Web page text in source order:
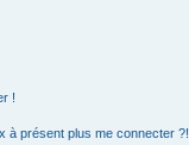
!
à présent plus me connecter ?!